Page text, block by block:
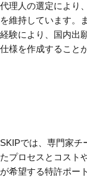
代理人の選定により
を維持しています。
経験により、国内出
仕様を作成すること
SKIPでは、専門家チ
たプロセスとコスト
が希望する特許ポー